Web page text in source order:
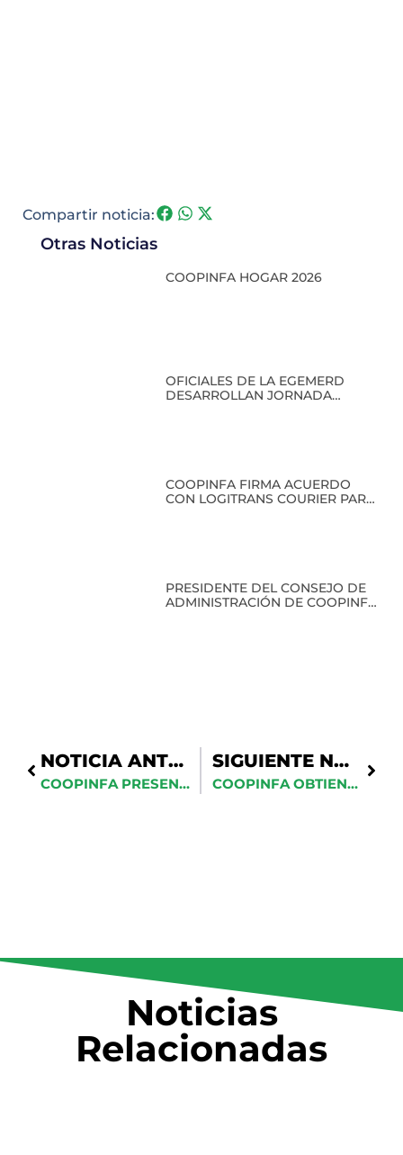
Compartir noticia:
Otras Noticias
COOPINFA HOGAR 2026
OFICIALES DE LA EGEMERD
DESARROLLAN JORNADA
COOPINFA FIRMA ACUERDO
CON LOGITRANS COURIER PARA
PRESIDENTE DEL CONSEJO DE
ADMINISTRACIÓN DE COOPINFA
NOTICIA ANTERIOR
COOPINFA PRESENTE EN EL CONGRESO MUNDIAL DE DERECHO
SIGUIENTE NOTICIA
COOPINFA OBTIENE NOMINACIÓN DE FINALISTA EN LOS 12VOS. PREMIOS LATAM DIGITAL 2025 POR SU LIDERAZGO EN INCLUSIÓN FINANCIERA DIGITAL
Noticias
Relacionadas